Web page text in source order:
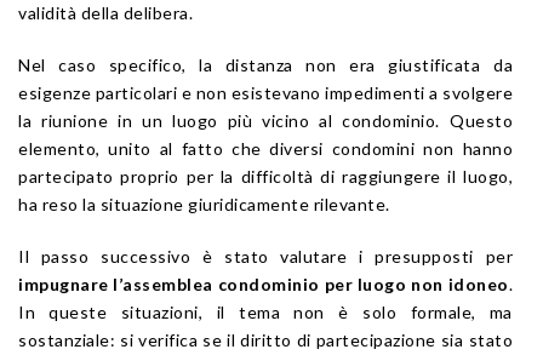
validità della delibera.
Nel caso specifico, la distanza non era giustificata da
esigenze particolari e non esistevano impedimenti a svolgere
la riunione in un luogo più vicino al condominio. Questo
elemento, unito al fatto che diversi condomini non hanno
partecipato proprio per la difficoltà di raggiungere il luogo,
ha reso la situazione giuridicamente rilevante.
Il passo successivo è stato valutare i presupposti per
impugnare l’assemblea condominio per luogo non idoneo.
In queste situazioni, il tema non è solo formale, ma
sostanziale: si verifica se il diritto di partecipazione sia stato